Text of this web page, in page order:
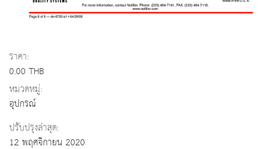
ราคา:
0.00 THB
หมวดหมู่:
อุปกรณ์
ปรับปรุงล่าสุด:
12 พฤศจิกายน 2020